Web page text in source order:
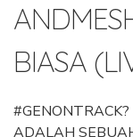
BIASA
#GENONTRACK?
ADALAH